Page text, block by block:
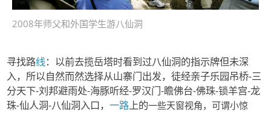
2008年师父和外国学生游八仙洞
寻找路线：以前去揽岳塔时看到过八仙洞的指示牌但未深
入，所以自然而然选择从山寨门出发，徒经亲子乐园吊桥-三
分天下-刘邦避雨处-海豚听经-罗汉门-瞻佛台-佛珠-锁羊宫-龙
珠-仙人洞-八仙洞入口，一路上的一些天窗视角，可谓小惊